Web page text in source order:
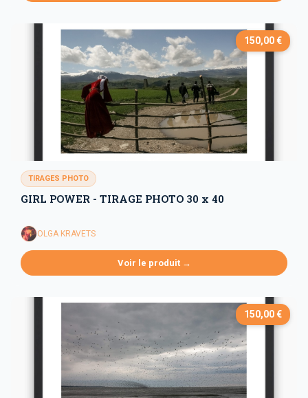
150,00 €
TIRAGES PHOTO
GIRL POWER - TIRAGE PHOTO 30 x 40
OLGA KRAVETS
Voir le produit →
150,00 €